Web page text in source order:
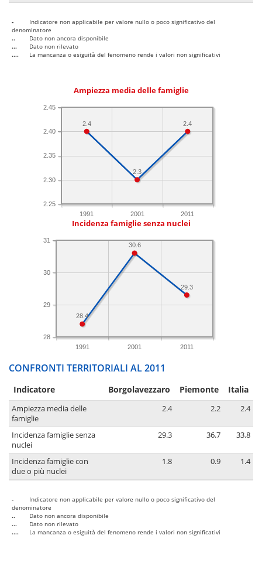
-
Indicatore non applicabile per valore nullo o poco significativo del
denominatore
..
Dato non ancora disponibile
...
Dato non rilevato
....
La mancanza o esiguità del fenomeno rende i valori non significativi
Ampiezza media delle famiglie
1991 2001 2011
2.25
2.30
2.35
2.40
2.45
2.4
2.3
2.4
Incidenza famiglie senza nuclei
1991 2001 2011
28
29
30
31
29.3
30.6
28.4
CONFRONTI TERRITORIALI AL 2011
Indicatore Borgolavezzaro Piemonte Italia
Ampiezza media delle
famiglie
2.4 2.2 2.4
Incidenza famiglie senza
nuclei
29.3 36.7 33.8
Incidenza famiglie con
due o più nuclei
1.8 0.9 1.4
-
Indicatore non applicabile per valore nullo o poco significativo del
denominatore
..
Dato non ancora disponibile
...
Dato non rilevato
....
La mancanza o esiguità del fenomeno rende i valori non significativi